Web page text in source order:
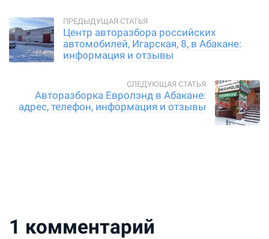
Центр авторазбора российских
автомобилей, Игарская, 8, в Абакане:
информация и отзывы
Авторазборка Евролэнд в Абакане:
адрес, телефон, информация и отзывы
1 комментарий